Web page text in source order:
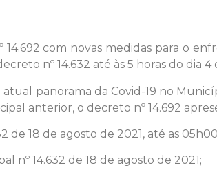
com novas medidas para o
nº 14.632 até às 5 horas do dia
panorama da Covid-19 no
anterior, o decreto nº 14.692
de 18 de agosto de 2021, até as
nº 14.632 de 18 de agosto de 2021;